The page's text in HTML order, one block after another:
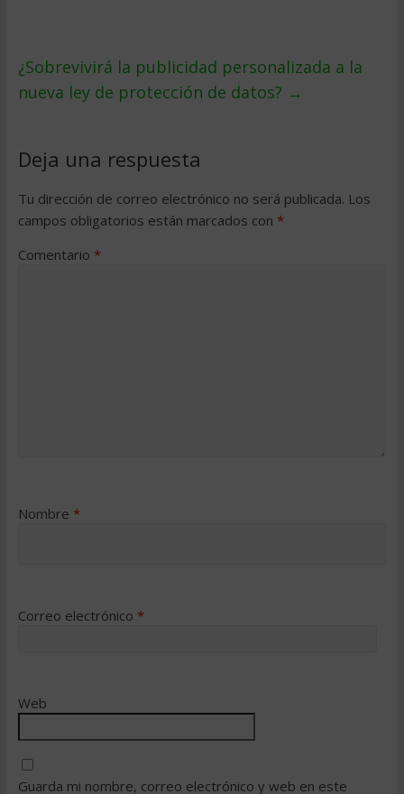
¿Sobrevivirá la publicidad personalizada a la
nueva ley de protección de datos? →
Deja una respuesta
Tu dirección de correo electrónico no será publicada. Los
campos obligatorios están marcados con *
Comentario *
Nombre *
Correo electrónico *
Web
Guarda mi nombre, correo electrónico y web en este